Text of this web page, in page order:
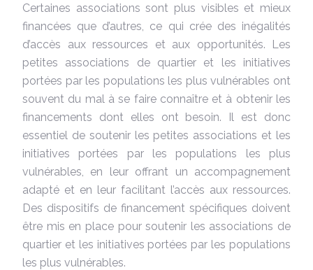
Certaines associations sont plus visibles et mieux
financées que d’autres, ce qui crée des inégalités
d’accès aux ressources et aux opportunités. Les
petites associations de quartier et les initiatives
portées par les populations les plus vulnérables ont
souvent du mal à se faire connaître et à obtenir les
financements dont elles ont besoin. Il est donc
essentiel de soutenir les petites associations et les
initiatives portées par les populations les plus
vulnérables, en leur offrant un accompagnement
adapté et en leur facilitant l’accès aux ressources.
Des dispositifs de financement spécifiques doivent
être mis en place pour soutenir les associations de
quartier et les initiatives portées par les populations
les plus vulnérables.